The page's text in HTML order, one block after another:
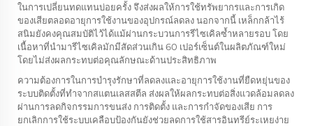
ในการเปลี่ยนทดแทนบ่อยครั้ง จึงส่งผลให้การใช้ทรัพยากรและการเกิด
ของเสียตลอดอายุการใช้งานของอุปกรณ์ลดลง นอกจากนี้ เหล็กกล้าไร้
สนิมยังคงคุณสมบัติไว้ได้แม้ผ่านกระบวนการรีไซเคิลซ้ำหลายรอบ โดย
เนื้อหาที่นำมารีไซเคิลมักมีสัดส่วนเกิน 60 เปอร์เซ็นต์ในผลิตภัณฑ์ใหม่
โดยไม่ส่งผลกระทบต่อคุณลักษณะด้านประสิทธิภาพ
ความต้องการในการบำรุงรักษาที่ลดลงและอายุการใช้งานที่ยืดหยุ่นของ
ระบบติดตั้งที่ทำจากสแตนเลสสตีล ส่งผลให้ผลกระทบต่อสิ่งแวดล้อมลดลง
ผ่านการลดกิจกรรมการขนส่ง การติดตั้ง และการกำจัดของเสีย การ
ยกเลิกการใช้ระบบเคลือบป้องกันยังช่วยลดการใช้สารอินทรีย์ระเหยง่าย